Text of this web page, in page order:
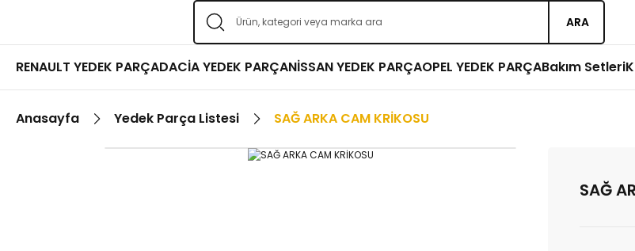
ARA
RENAULT YEDEK PARÇADACİA YEDEK PARÇANİSSAN YEDEK PARÇAOPEL YEDEK PARÇABakım Setleri
Anasayfa Yedek Parça Listesi SAĞ ARKA CAM KRİKOSU
SAĞ